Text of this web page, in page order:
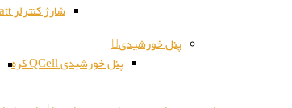
شارژ کنترلر mppt jcowatt
پنل خورشیدی
پنل خورشیدی QCell کره